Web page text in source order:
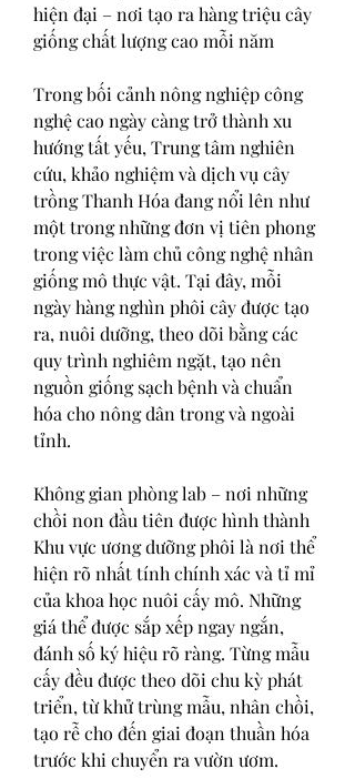
hiện đại – nơi tạo ra hàng triệu cây
giống chất lượng cao mỗi năm
Trong bối cảnh nông nghiệp công
nghệ cao ngày càng trở thành xu
hướng tất yếu, Trung tâm nghiên
cứu, khảo nghiệm và dịch vụ cây
trồng Thanh Hóa đang nổi lên như
một trong những đơn vị tiên phong
trong việc làm chủ công nghệ nhân
giống mô thực vật. Tại đây, mỗi
ngày hàng nghìn phôi cây được tạo
ra, nuôi dưỡng, theo dõi bằng các
quy trình nghiêm ngặt, tạo nên
nguồn giống sạch bệnh và chuẩn
hóa cho nông dân trong và ngoài
tỉnh.
Không gian phòng lab – nơi những
chồi non đầu tiên được hình thành
Khu vực ương dưỡng phôi là nơi thể
hiện rõ nhất tính chính xác và tỉ mỉ
của khoa học nuôi cấy mô. Những
giá thể được sắp xếp ngay ngắn,
đánh số ký hiệu rõ ràng. Từng mẫu
cấy đều được theo dõi chu kỳ phát
triển, từ khử trùng mẫu, nhân chồi,
tạo rễ cho đến giai đoạn thuần hóa
trước khi chuyển ra vườn ươm.